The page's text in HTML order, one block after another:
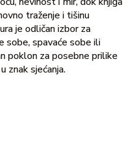
traženje i tišinu
je odličan izbor za
sobe, spavaće sobe ili
poklon za posebne prilike
znak sjećanja.